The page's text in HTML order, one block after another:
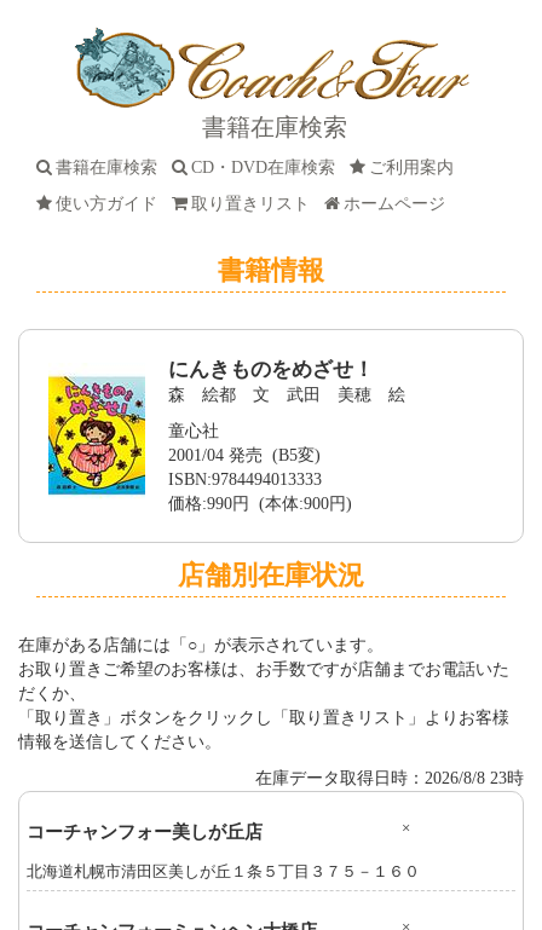
書籍在庫検索
書籍在庫検索 CD・DVD在庫検索
ご利用案内
使い方ガイド
取り置きリスト ホームページ
書籍情報
にんきものをめざせ！
森 絵都 文 武田 美穂 絵
童心社
2001/04 発売 (B5変)
ISBN:9784494013333
価格:990円 (本体:900円)
店舗別在庫状況
在庫がある店舗には「○」が表示されています。
お取り置きご希望のお客様は、お手数ですが店舗までお電話いた
だくか、
「取り置き」ボタンをクリックし「取り置きリスト」よりお客様
情報を送信してください。
在庫データ取得日時：2026/8/8 23時
コーチャンフォー美しが丘店 ×
北海道札幌市清田区美しが丘１条５丁目３７５－１６０